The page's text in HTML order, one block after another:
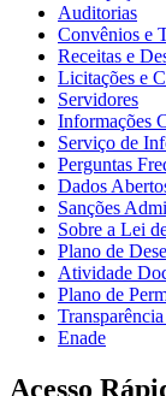
Auditorias
Convênios e
Receitas e
Licitações e
Servidores
Informações
Serviço de
Perguntas
Dados
Sanções
Sobre a Lei
Plano de
Atividade
Plano de
Enade
Acesso